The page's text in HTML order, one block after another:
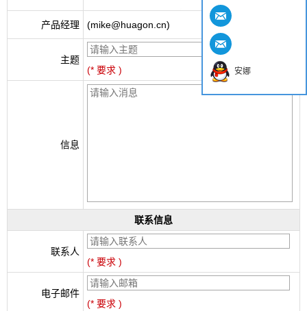
产品经理 (mike@huagon.cn)
主题
(* 要求 )
信息
联系信息
联系人
(* 要求 )
电子邮件
(* 要求 )
安娜